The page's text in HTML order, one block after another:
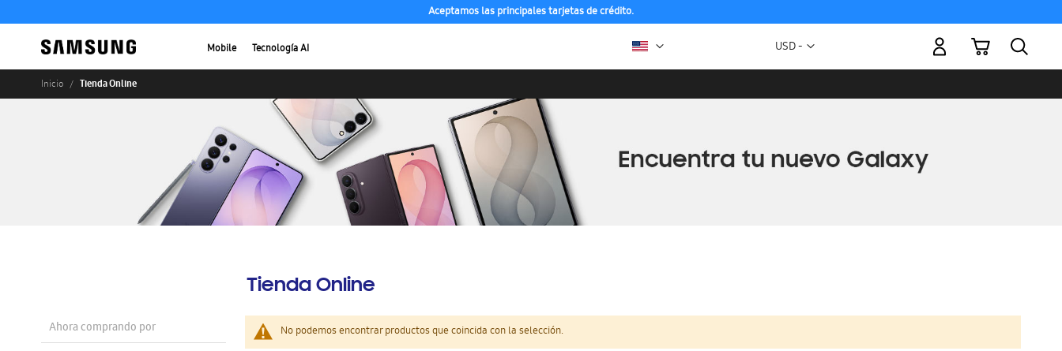
Aceptamos las principales tarjetas de crédito.
Mobile Tecnología AI Moneda
USD -
Mi carrito
Inicio Tienda Online
Tienda Online
No podemos encontrar productos que coincida con la selección.
Ahora comprando por